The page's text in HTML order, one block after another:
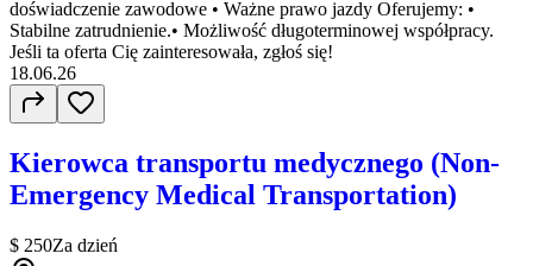
doświadczenie zawodowe • Ważne prawo jazdy Oferujemy: •
Stabilne zatrudnienie.• Możliwość długoterminowej współpracy.
Jeśli ta oferta Cię zainteresowała, zgłoś się!
18.06.26
Kierowca transportu medycznego (Non-
Emergency Medical Transportation)
$ 250Za dzień